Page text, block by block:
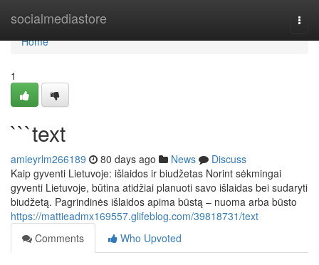
socialmediastore
Home
Home
1
```text
amieyrlm266189 80 days ago News
Discuss
Kaip gyventi Lietuvoje: išlaidos ir biudžetas Norint sėkmingai
gyventi Lietuvoje, būtina atidžiai planuoti savo išlaidas bei sudaryti
biudžetą. Pagrindinės išlaidos apima būstą – nuoma arba būsto
https://mattieadmx169557.glifeblog.com/39818731/text
Comments
Who Upvoted